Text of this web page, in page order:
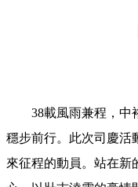
38載風雨兼程，中
穩步前行。此次司慶活
來征程的動員。站在新